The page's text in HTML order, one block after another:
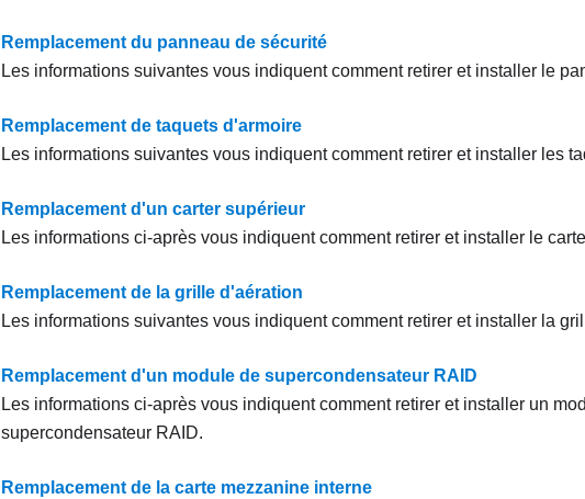
Remplacement du panneau de sécurité
Les informations suivantes vous indiquent comment retirer et installer le
Remplacement de taquets d'armoire
Les informations suivantes vous indiquent comment retirer et installer les
Remplacement d'un carter supérieur
Les informations ci-après vous indiquent comment retirer et installer le
Remplacement de la grille d'aération
Les informations suivantes vous indiquent comment retirer et installer la
Remplacement d'un module de supercondensateur RAID
Les informations ci-après vous indiquent comment retirer et installer un
supercondensateur RAID.
Remplacement de la carte mezzanine interne